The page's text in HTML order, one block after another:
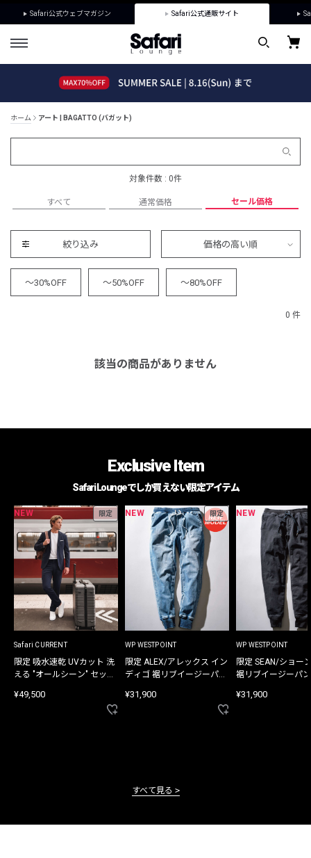
Safari公式ウェブマガジン Safari公式通販サイト
ホーム アート | BAGATTO (バガット)
対象件数 : 0件
すべて 通常価格 セール価格
絞り込み 価格の高い順
～30%OFF ～50%OFF ～80%OFF
0 件
該当の商品がありません
Exclusive Item
Safari Loungeでしか買えない限定アイテム
NEW 限定
Safari CURRENT
限定 吸水速乾 UVカット 洗
える "オールシーン" セット
¥49,500
NEW 限定
WP WESTPOINT
限定 ALEX/アレックス イン
ディゴ 裾リブイージーパン
¥31,900
NEW
WP WESTPOINT
限定 SEAN/ショー
裾リブイージーパ
¥31,900
すべて見る